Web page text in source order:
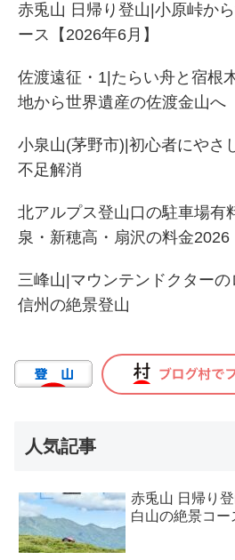
赤兎山 日帰り登山|小原峠か
ース【2026年6月】
佐渡遠征・1|たらい舟と宿根
地から世界遺産の佐渡金山へ
小泉山(茅野市)|初心者にやさ
不足解消
北アルプス登山口の駐車場有
泉・新穂高・扇沢の料金2026
三峰山|マウンテンドクター
信州の絶景登山
人気記事
赤兎山 日帰り
白山の絶景コー